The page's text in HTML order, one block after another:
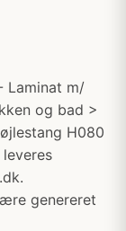
Laminat m/
og bad >
H080
genereret